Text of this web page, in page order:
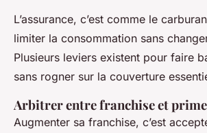
L’assurance, c’est comme le
limiter la consommation sans
Plusieurs leviers existent pour faire
sans rogner sur la couverture
Arbitrer entre franchise et
Augmenter sa franchise, c’est